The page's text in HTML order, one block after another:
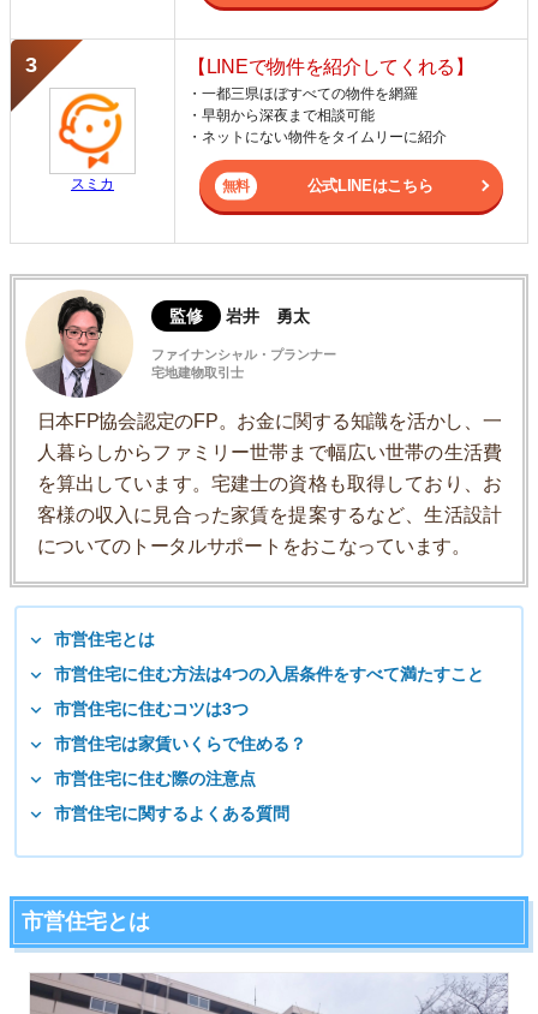
スミカ
【LINEで物件を紹介してくれる】
・一都三県ほぼすべての物件を網羅
・早朝から深夜まで相談可能
・ネットにない物件をタイムリーに紹介
公式LINEはこちら
監修 岩井 勇太
ファイナンシャル・プランナー
宅地建物取引士
日本FP協会認定のFP。お金に関する知識を活かし、一
人暮らしからファミリー世帯まで幅広い世帯の生活費
を算出しています。宅建士の資格も取得しており、お
客様の収入に見合った家賃を提案するなど、生活設計
についてのトータルサポートをおこなっています。
市営住宅とは
市営住宅に住む方法は4つの入居条件をすべて満たすこと
市営住宅に住むコツは3つ
市営住宅は家賃いくらで住める？
市営住宅に住む際の注意点
市営住宅に関するよくある質問
市営住宅とは